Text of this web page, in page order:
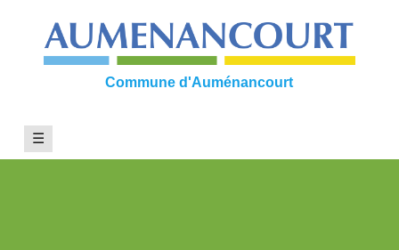
content
Commune d'Auménancourt
☰